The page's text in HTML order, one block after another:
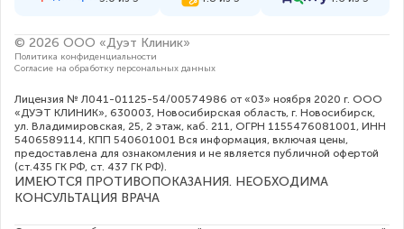
© 2026 ООО «Дуэт Клиник»
Политика конфиденциальности
Согласие на обработку персональных данных
Лицензия № Л041-01125-54/00574986 от «03» ноября 2020 г. ООО
«ДУЭТ КЛИНИК», 630003, Новосибирская область, г. Новосибирск,
ул. Владимировская, 25, 2 этаж, каб. 211, ОГРН 1155476081001, ИНН
5406589114, КПП 540601001 Вся информация, включая цены,
предоставлена для ознакомления и не является публичной офертой
(ст.435 ГК РФ, cт. 437 ГК РФ).
ИМЕЮТСЯ ПРОТИВОПОКАЗАНИЯ. НЕОБХОДИМА
КОНСУЛЬТАЦИЯ ВРАЧА